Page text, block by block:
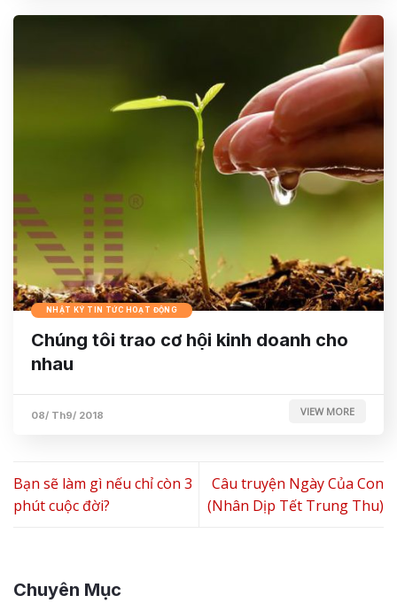
NHẬT KÝ TIN TỨC HOẠT ĐỘNG
Chúng tôi trao cơ hội kinh doanh cho
nhau
08/ Th9/ 2018 VIEW MORE
Bạn sẽ làm gì nếu chỉ còn 3
phút cuộc đời?
Câu truyện Ngày Của Con
(Nhân Dịp Tết Trung Thu)
Chuyên Mục